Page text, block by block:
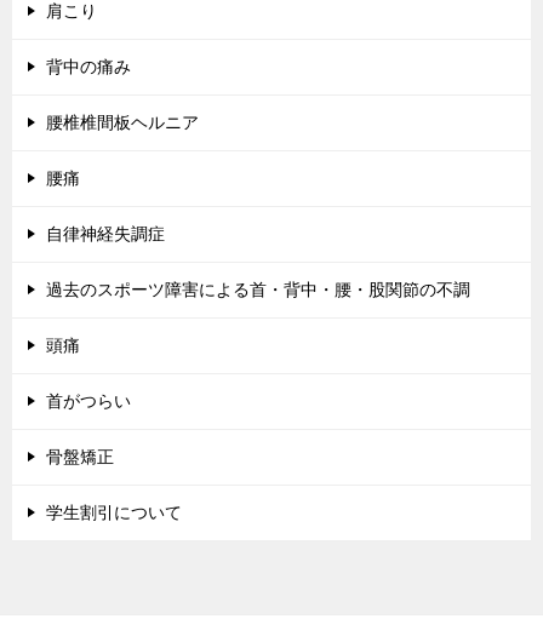
肩こり
背中の痛み
腰椎椎間板ヘルニア
腰痛
自律神経失調症
過去のスポーツ障害による首・背中・腰・股関節の不調
頭痛
首がつらい
骨盤矯正
学生割引について